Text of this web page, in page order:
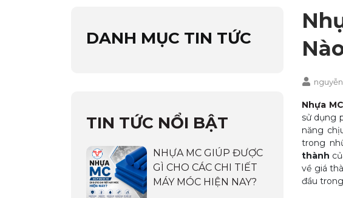
Nhựa MC
sử dụng
năng
trong
thành
về giá
đầu
DANH MỤC TIN TỨC
TIN TỨC NỔI BẬT
NHỰA MC GIÚP ĐƯỢC
GÌ CHO CÁC CHI TIẾT
MÁY MÓC HIỆN NAY?